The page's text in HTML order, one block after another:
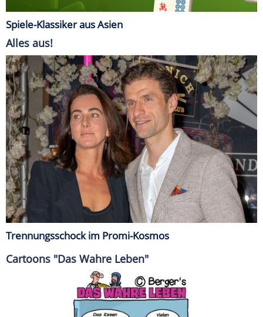
Spiele-Klassiker aus Asien
Alles aus!
Trennungsschock im Promi-Kosmos
Cartoons "Das Wahre Leben"